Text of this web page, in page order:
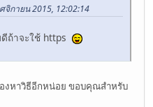
จิกายน 2015, 12:02:14
ถ้าจะใช้ https
งหาวิธีอีกหน่อย ขอบคุณสำหรับ